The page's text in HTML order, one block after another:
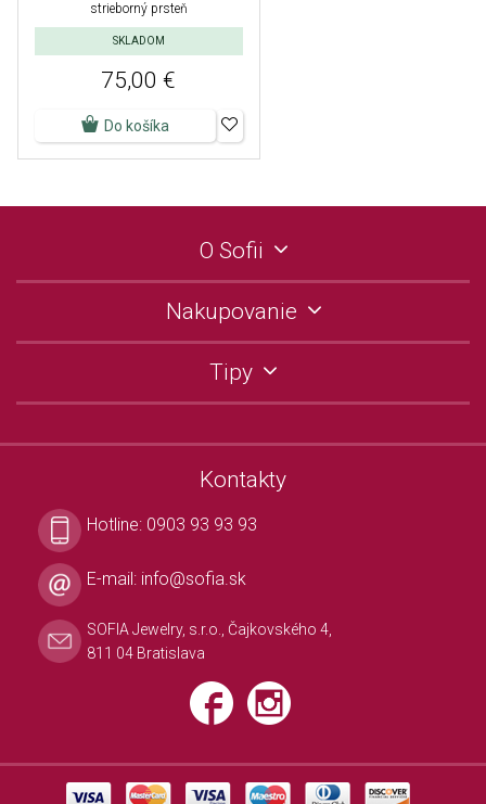
strieborný prsteň
SKLADOM
75,00 €
Do košíka
O Sofii
Nakupovanie
Tipy
Kontakty
Hotline: 0903 93 93 93
E-mail: info@sofia.sk
SOFIA Jewelry, s.r.o., Čajkovského 4,
811 04 Bratislava